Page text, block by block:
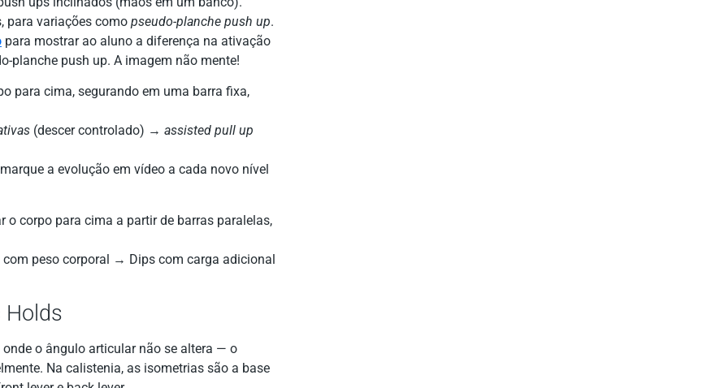
para variações como pseudo-planche push up.
para mostrar ao aluno a diferença na ativação
planche push up. A imagem não mente!
para cima, segurando em uma barra fixa,
(descer controlado) → assisted pull up
a evolução em vídeo a cada novo nível
o corpo para cima a partir de barras paralelas,
peso corporal → Dips com carga adicional
Holds
o ângulo articular não se altera — o
Na calistenia, as isometrias são a base